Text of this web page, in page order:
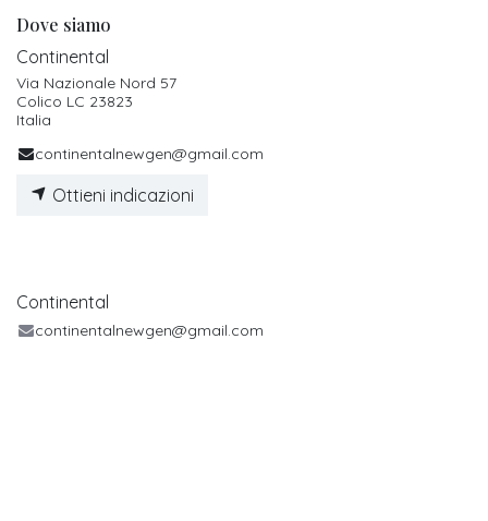
Dove siamo
Continental
Via Nazionale Nord 57
Colico LC 23823
Italia
continentalnewgen@gmail.com
Ottieni indicazioni
Continental
continentalnewgen@gmail.com